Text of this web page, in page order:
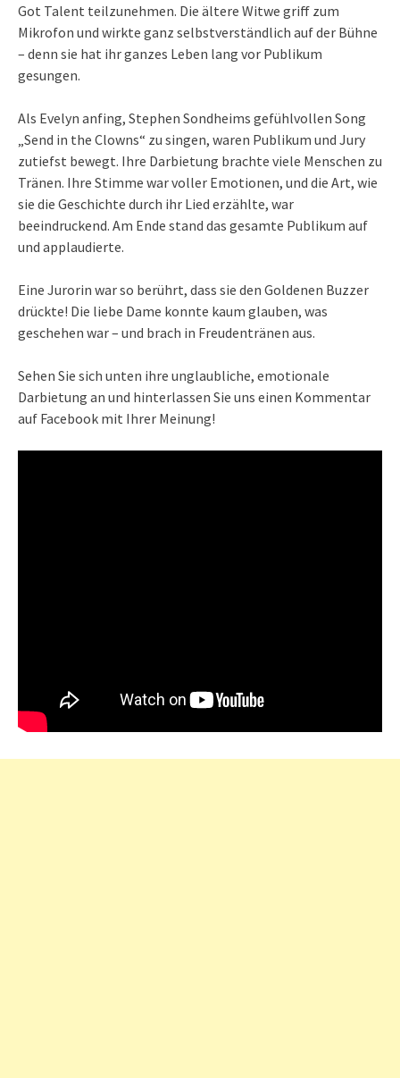
Got Talent teilzunehmen. Die ältere Witwe griff zum
Mikrofon und wirkte ganz selbstverständlich auf der Bühne
– denn sie hat ihr ganzes Leben lang vor Publikum
gesungen.
Als Evelyn anfing, Stephen Sondheims gefühlvollen Song
„Send in the Clowns“ zu singen, waren Publikum und Jury
zutiefst bewegt. Ihre Darbietung brachte viele Menschen zu
Tränen. Ihre Stimme war voller Emotionen, und die Art, wie
sie die Geschichte durch ihr Lied erzählte, war
beeindruckend. Am Ende stand das gesamte Publikum auf
und applaudierte.
Eine Jurorin war so berührt, dass sie den Goldenen Buzzer
drückte! Die liebe Dame konnte kaum glauben, was
geschehen war – und brach in Freudentränen aus.
Sehen Sie sich unten ihre unglaubliche, emotionale
Darbietung an und hinterlassen Sie uns einen Kommentar
auf Facebook mit Ihrer Meinung!